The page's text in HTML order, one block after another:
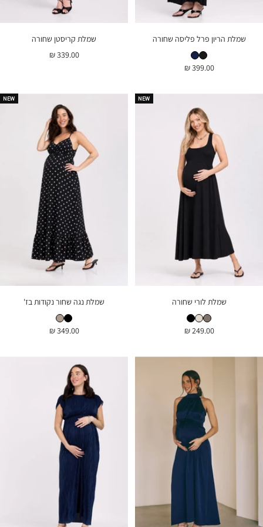
שמלת הריון פרל פליסה שחורה
שמלת הריון פרל פליסה שחורה
שמלת הריון פרל פליסה נייבי
מחיר
399.00 ₪
שמלת קריסטן שחורה
מחיר
339.00 ₪
NEW
שמלת לורי שחורה
שמלת לורי מוקהשמלת לורי טבעישמלת לורי שחורה
מחיר
249.00 ₪
NEW
שמלת נגה שחור נקודות בז'
שמלת נגה שחור נקודות בז'שמלת נגה מנומר
מחיר
349.00 ₪